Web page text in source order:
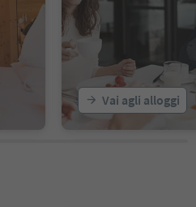
Vai agli alloggi